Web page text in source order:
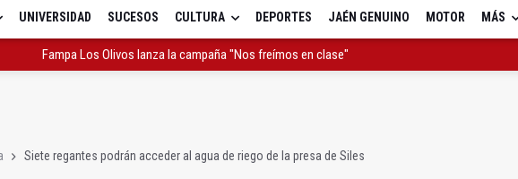
UNIVERSIDAD SUCESOS CULTURA DEPORTES JAÉN GENUINO MOTOR MÁS
Fampa Los Olivos lanza la campaña "Nos freímos en clase"
Siete regantes podrán acceder al agua de riego de la presa de Siles